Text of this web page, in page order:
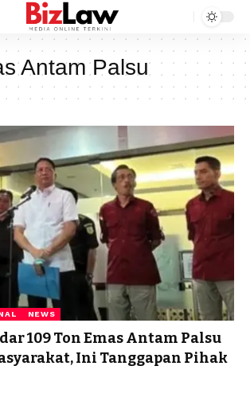
Antam Palsu
NEWS
109 Ton Emas Antam Palsu
Ini Tanggapan Pihak